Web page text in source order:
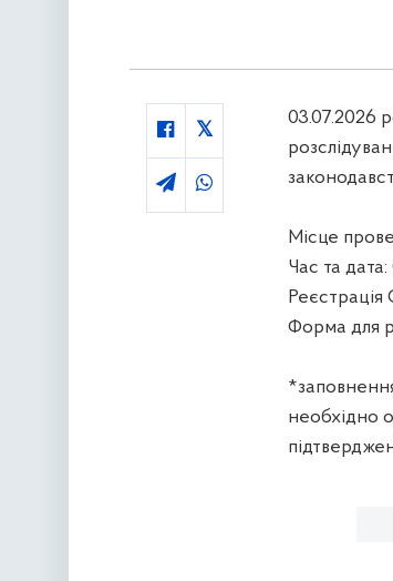
03.07.2026
Місце
Час та
Форма для
необхідно